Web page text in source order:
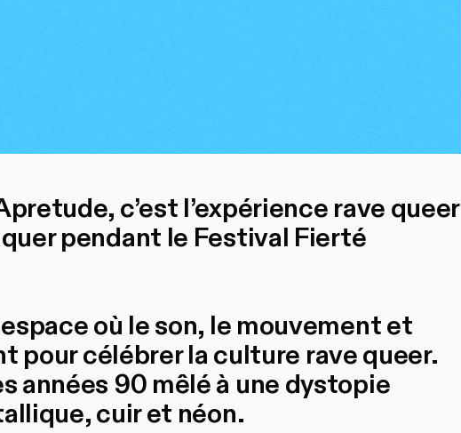
c’est l’expérience rave queer
pendant le Festival Fierté
où le son, le mouvement et
pour célébrer la culture rave queer.
années 90 mêlé à une dystopie
cuir et néon.